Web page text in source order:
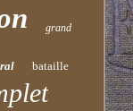
grand
bataille